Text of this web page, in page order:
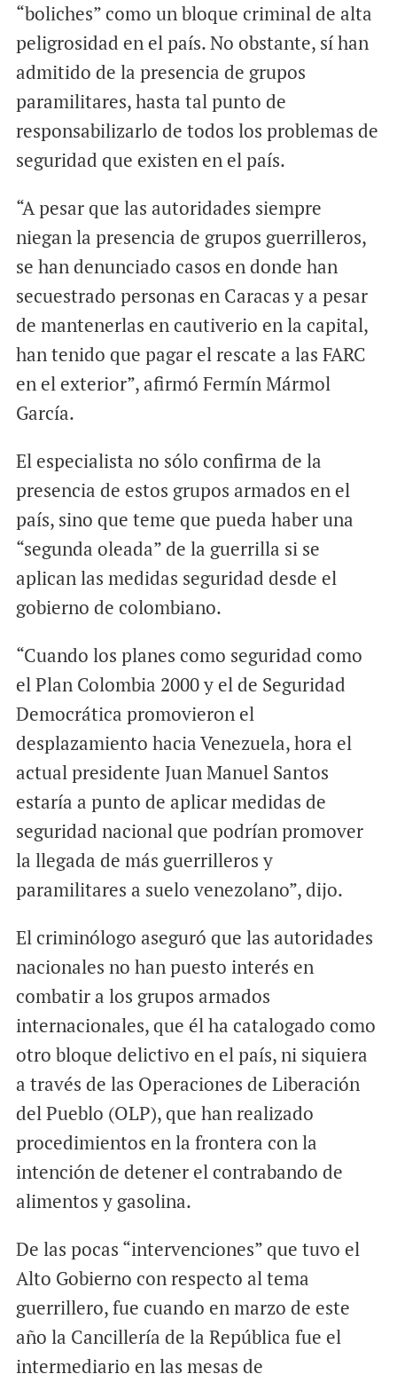
“boliches” como un bloque criminal de alta
peligrosidad en el país. No obstante, sí han
admitido de la presencia de grupos
paramilitares, hasta tal punto de
responsabilizarlo de todos los problemas de
seguridad que existen en el país.
“A pesar que las autoridades siempre
niegan la presencia de grupos guerrilleros,
se han denunciado casos en donde han
secuestrado personas en Caracas y a pesar
de mantenerlas en cautiverio en la capital,
han tenido que pagar el rescate a las FARC
en el exterior”, afirmó Fermín Mármol
García.
El especialista no sólo confirma de la
presencia de estos grupos armados en el
país, sino que teme que pueda haber una
“segunda oleada” de la guerrilla si se
aplican las medidas seguridad desde el
gobierno de colombiano.
“Cuando los planes como seguridad como
el Plan Colombia 2000 y el de Seguridad
Democrática promovieron el
desplazamiento hacia Venezuela, hora el
actual presidente Juan Manuel Santos
estaría a punto de aplicar medidas de
seguridad nacional que podrían promover
la llegada de más guerrilleros y
paramilitares a suelo venezolano”, dijo.
El criminólogo aseguró que las autoridades
nacionales no han puesto interés en
combatir a los grupos armados
internacionales, que él ha catalogado como
otro bloque delictivo en el país, ni siquiera
a través de las Operaciones de Liberación
del Pueblo (OLP), que han realizado
procedimientos en la frontera con la
intención de detener el contrabando de
alimentos y gasolina.
De las pocas “intervenciones” que tuvo el
Alto Gobierno con respecto al tema
guerrillero, fue cuando en marzo de este
año la Cancillería de la República fue el
intermediario en las mesas de